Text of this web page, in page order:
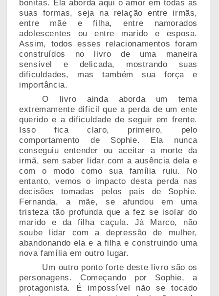
bonitas. Ela aborda aqui o amor em todas as
suas formas, seja na relação entre irmãs,
entre mãe e filha, entre namorados
adolescentes ou entre marido e esposa.
Assim, todos esses relacionamentos foram
construídos no livro de uma maneira
sensível e delicada, mostrando suas
dificuldades, mas também sua força e
importância.
O livro ainda aborda um tema
extremamente difícil que a perda de um ente
querido e a dificuldade de seguir em frente.
Isso fica claro, primeiro, pelo
comportamento de Sophie. Ela nunca
conseguiu entender ou aceitar a morte da
irmã, sem saber lidar com a ausência dela e
com o modo como sua família ruiu. No
entanto, vemos o impacto desta perda nas
decisões tomadas pelos pais de Sophie.
Fernanda, a mãe, se afundou em uma
tristeza tão profunda que a fez se isolar do
marido e da filha caçula. Já Marco, não
soube lidar com a depressão de mulher,
abandonando ela e a filha e construindo uma
nova família em outro lugar.
Um outro ponto forte deste livro são os
personagens. Começando por Sophie, a
protagonista. É impossível não se tocado